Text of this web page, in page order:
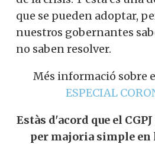
que se pueden adoptar,
nuestros gobernantes
no saben resolver.
Més informació sobre
ESPECIAL
Estàs d'acord que el
per majoria simple en